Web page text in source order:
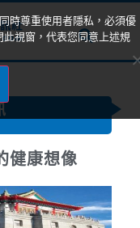
「2025卓越
時尊重使用者隱私，必須優
視窗，代表您同意上述規